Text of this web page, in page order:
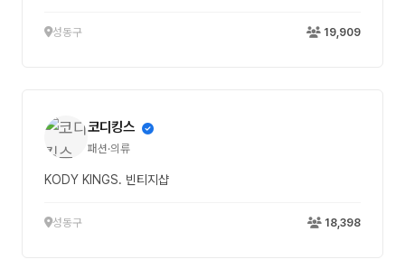
https://fennec.co.kr/
성동구 19,909
코디킹스
패션·의류
KODY KINGS. 빈티지샵
성동구 18,398